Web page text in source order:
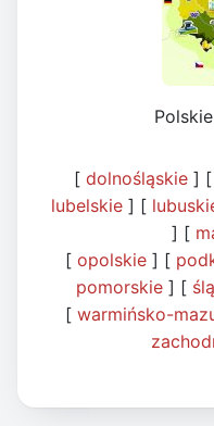
[ dolnośląskie ] [
lubelskie] [
] [
[ opolskie ] [
pomorskie] [
[ warmińsko-